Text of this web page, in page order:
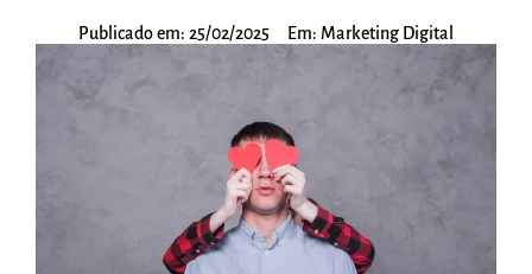
Publicado em: 25/02/2025 Em: Marketing Digital